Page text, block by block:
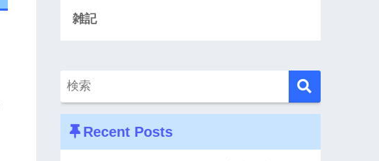
雑記
Recent Posts